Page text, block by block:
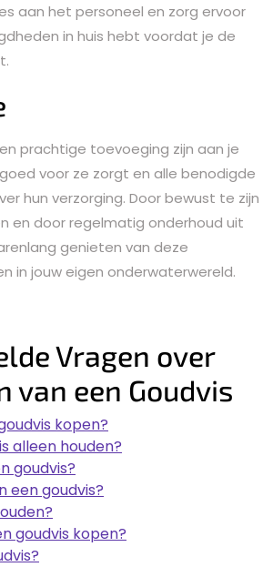
aan het personeel en zorg ervoor
in huis hebt voordat je de
prachtige toevoeging zijn aan je
voor ze zorgt en alle benodigde
hun verzorging. Door bewust te zijn
en door regelmatig onderhoud uit
genieten van deze
in jouw eigen onderwaterwereld.
Vragen over
van een Goudvis
kopen?
alleen houden?
goudvis?
een goudvis?
goudvis kopen?